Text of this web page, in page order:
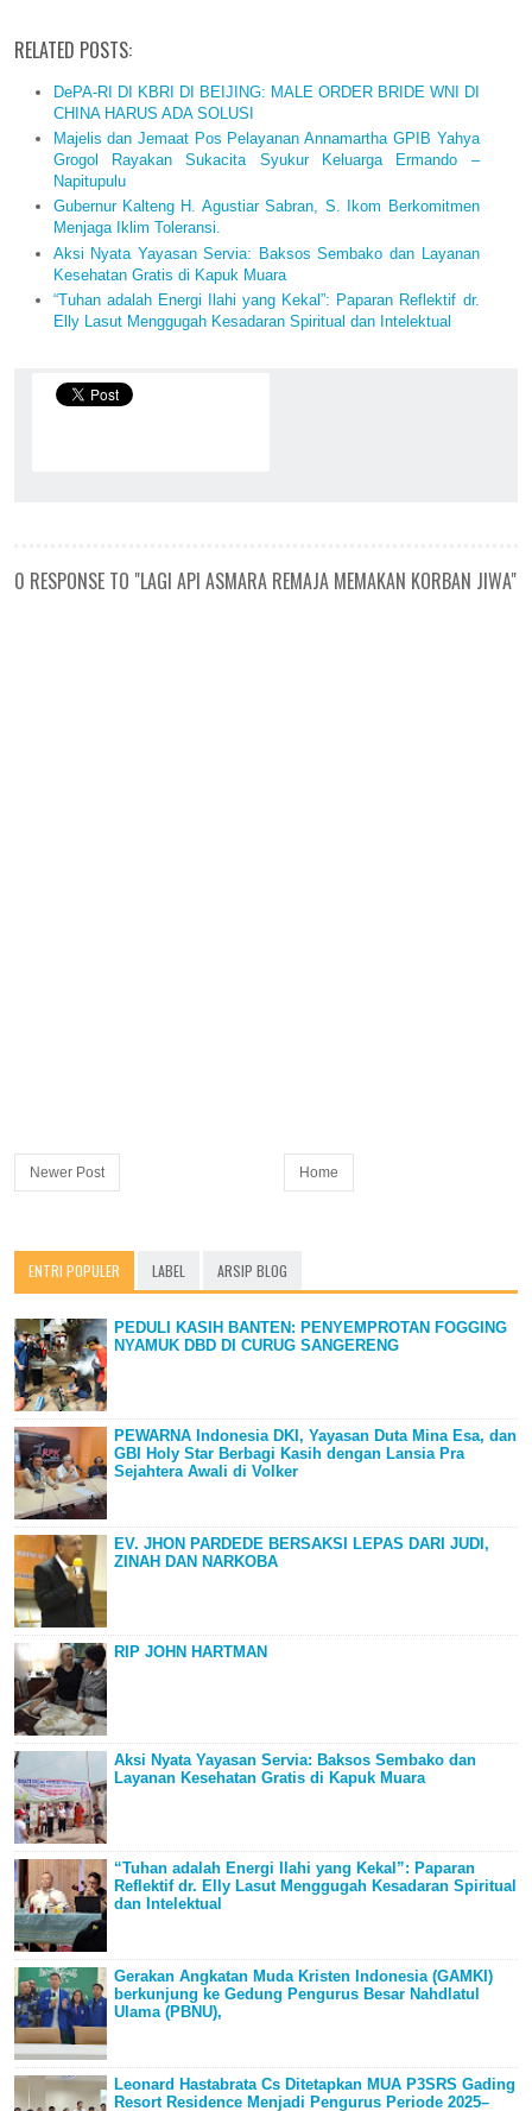
RELATED POSTS:
DePA-RI DI KBRI DI BEIJING: MALE ORDER BRIDE WNI DI
CHINA HARUS ADA SOLUSI
Majelis dan Jemaat Pos Pelayanan Annamartha GPIB Yahya
Grogol Rayakan Sukacita Syukur Keluarga Ermando –
Napitupulu
Gubernur Kalteng H. Agustiar Sabran, S. Ikom Berkomitmen
Menjaga Iklim Toleransi.
Aksi Nyata Yayasan Servia: Baksos Sembako dan Layanan
Kesehatan Gratis di Kapuk Muara
“Tuhan adalah Energi Ilahi yang Kekal”: Paparan Reflektif dr.
Elly Lasut Menggugah Kesadaran Spiritual dan Intelektual
0 RESPONSE TO "LAGI API ASMARA REMAJA MEMAKAN KORBAN JIWA"
Newer Post Home
ENTRI POPULER LABEL ARSIP BLOG
PEDULI KASIH BANTEN: PENYEMPROTAN FOGGING
NYAMUK DBD DI CURUG SANGERENG
PEWARNA Indonesia DKI, Yayasan Duta Mina Esa, dan
GBI Holy Star Berbagi Kasih dengan Lansia Pra
Sejahtera Awali di Volker
EV. JHON PARDEDE BERSAKSI LEPAS DARI JUDI,
ZINAH DAN NARKOBA
RIP JOHN HARTMAN
Aksi Nyata Yayasan Servia: Baksos Sembako dan
Layanan Kesehatan Gratis di Kapuk Muara
“Tuhan adalah Energi Ilahi yang Kekal”: Paparan
Reflektif dr. Elly Lasut Menggugah Kesadaran Spiritual
dan Intelektual
Gerakan Angkatan Muda Kristen Indonesia (GAMKI)
berkunjung ke Gedung Pengurus Besar Nahdlatul
Ulama (PBNU),
Leonard Hastabrata Cs Ditetapkan MUA P3SRS Gading
Resort Residence Menjadi Pengurus Periode 2025–